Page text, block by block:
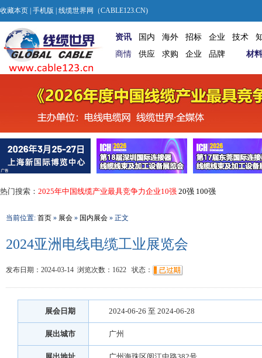
收藏本页 手机版 | 线缆世界网（CABLE123.CN)
资讯 国内 海外 招标 企业 技术
商情
供应 求购 企业 品牌 材料
热门搜索： 2025年中国线缆产业最具竞争力企业10强 20强 100强
当前位置: 首页 » 展会 » 国内展会 » 正文
2024亚洲电线电缆工业展览会
发布日期：2024-03-14 浏览次数： 1622 状态：
展会日期 2024-06-26 至 2024-06-28
展出城市 广州